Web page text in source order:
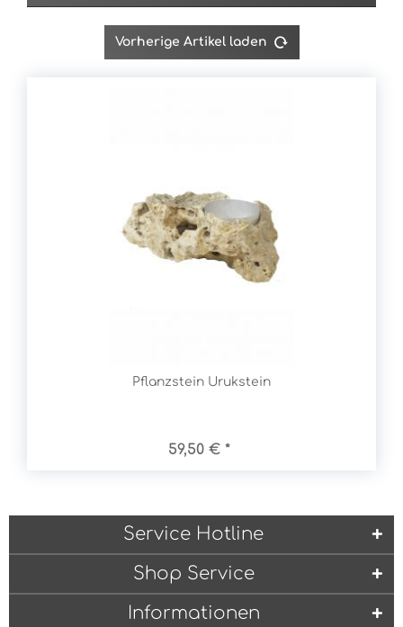
Vorherige Artikel laden
Pflanzstein Urukstein
59,50 € *
Service Hotline
Shop Service
Informationen